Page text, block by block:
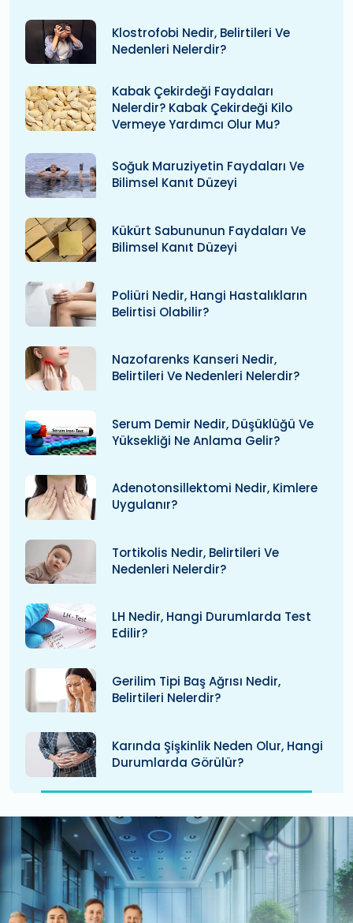
Klostrofobi Nedir, Belirtileri Ve
Nedenleri Nelerdir?
Kabak Çekirdeği Faydaları
Nelerdir? Kabak Çekirdeği Kilo
Vermeye Yardımcı Olur Mu?
Soğuk Maruziyetin Faydaları Ve
Bilimsel Kanıt Düzeyi
Kükürt Sabununun Faydaları Ve
Bilimsel Kanıt Düzeyi
Poliüri Nedir, Hangi Hastalıkların
Belirtisi Olabilir?
Nazofarenks Kanseri Nedir,
Belirtileri Ve Nedenleri Nelerdir?
Serum Demir Nedir, Düşüklüğü Ve
Yüksekliği Ne Anlama Gelir?
Adenotonsillektomi Nedir, Kimlere
Uygulanır?
Tortikolis Nedir, Belirtileri Ve
Nedenleri Nelerdir?
LH Nedir, Hangi Durumlarda Test
Edilir?
Gerilim Tipi Baş Ağrısı Nedir,
Belirtileri Nelerdir?
Karında Şişkinlik Neden Olur, Hangi
Durumlarda Görülür?